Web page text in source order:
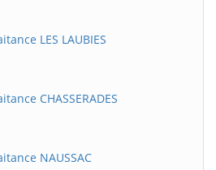
LES LAUBIES
CHASSERADES
NAUSSAC